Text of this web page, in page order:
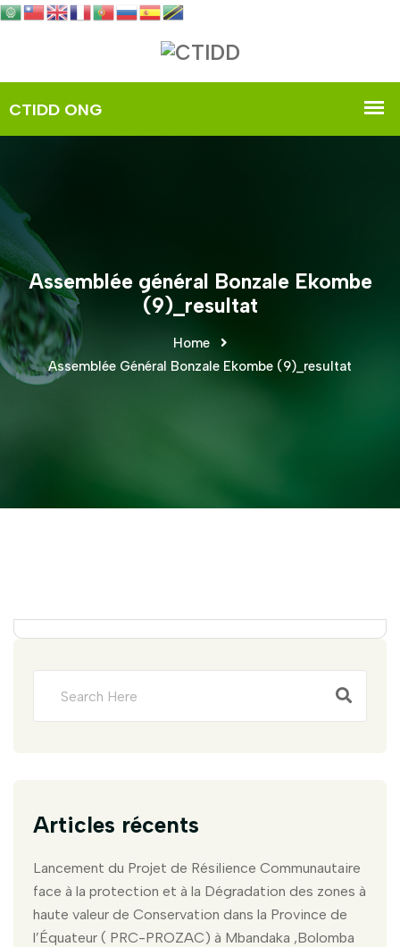
Assemblée général Bonzale Ekombe
(9)_resultat
Home
Assemblée Général Bonzale Ekombe (9)_resultat
Articles récents
Lancement du Projet de Résilience Communautaire
face à la protection et à la Dégradation des zones à
haute valeur de Conservation dans la Province de
l’Équateur ( PRC-PROZAC) à Mbandaka ,Bolomba